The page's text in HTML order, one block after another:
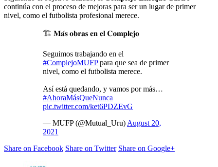
continúa con el proceso de mejoras para ser un lugar de primer
nivel, como el futbolista profesional merece.
🏗 𝐌𝐚́𝐬 𝐨𝐛𝐫𝐚𝐬 𝐞𝐧 𝐞𝐥 𝐂𝐨𝐦𝐩𝐥𝐞𝐣𝐨
Seguimos trabajando en el
#ComplejoMUFPpara que sea de primer
nivel, como el futbolista merece.
Así está quedando, y vamos por más…
#AhoraMásQueNunca
pic.twitter.com/ket6PDZEvG
— MUFP (@Mutual_Uru) August 20,
2021
Share on Facebook Share on Twitter Share on Google+